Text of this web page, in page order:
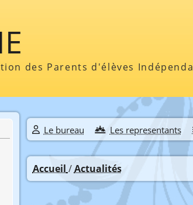
des Parents d'élèves
Le bureau Les representants
Accueil Actualités